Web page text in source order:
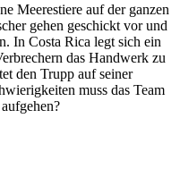
Meerestiere auf der ganzen
gehen geschickt vor und
In Costa Rica legt sich ein
das Handwerk zu
den Trupp auf seiner
muss das Team